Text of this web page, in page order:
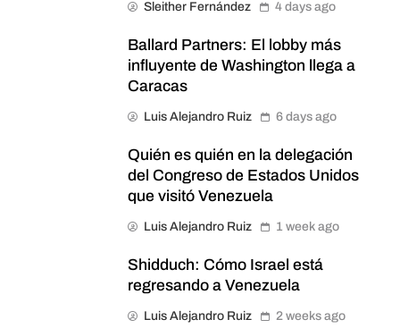
Sleither Fernández 4 days ago
Ballard Partners: El lobby más
influyente de Washington llega a
Caracas
Luis Alejandro Ruiz 6 days ago
Quién es quién en la delegación
del Congreso de Estados Unidos
que visitó Venezuela
Luis Alejandro Ruiz 1 week ago
Shidduch: Cómo Israel está
regresando a Venezuela
Luis Alejandro Ruiz 2 weeks ago